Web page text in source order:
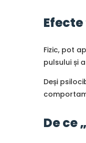
Fizic, pot
pulsului și
Deși
De ce